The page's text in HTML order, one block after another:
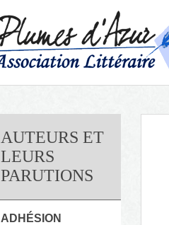
AUTEURS ET
LEURS
PARUTIONS
ADHÉSION